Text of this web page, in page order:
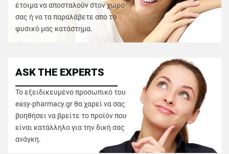
έτοιμα να αποσταλούν στον χώρο
σας ή να τα παραλάβετε από το
φυσικό μας κατάστημα.
ASK THE EXPERTS
Το εξειδικευμένο προσωπικό του
easy-pharmacy.gr θα χαρεί να σας
βοηθήσει να βρείτε το προϊόν που
είναι κατάλληλο για την δική σας
ανάγκη.